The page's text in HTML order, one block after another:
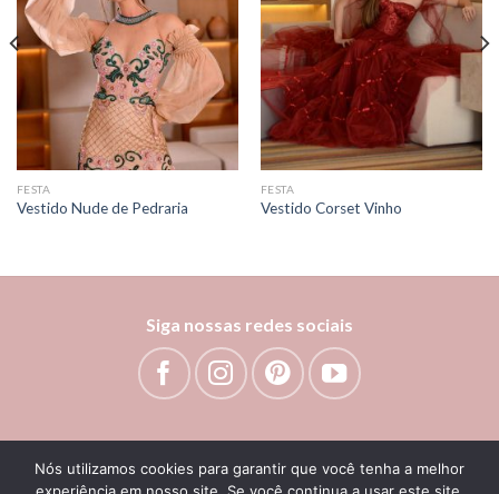
FESTA
Vestido Nude de Pedraria
FESTA
Vestido Corset Vinho
Siga nossas redes sociais
Bem vinda!
Nós utilizamos cookies para garantir que você tenha a melhor